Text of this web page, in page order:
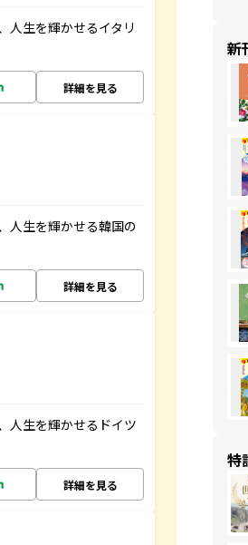
人生を輝かせるイタリ
詳細を見る
人生を輝かせる韓国の
詳細を見る
人生を輝かせるドイツ
詳細を見る
新
特